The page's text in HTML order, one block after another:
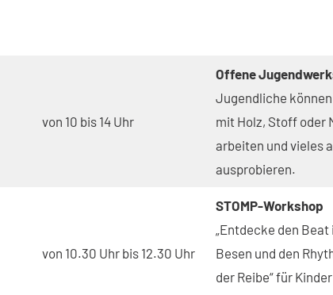
von 10 bis 14 Uhr
Offene
Jugendliche
mit Holz, Stoff oder
arbeiten und vieles
ausprobieren.
von 10.30 Uhr bis 12.30 Uhr
STOMP-Workshop
„Entdecke den Beat
Besen und den
der Reibe“ für Kinder